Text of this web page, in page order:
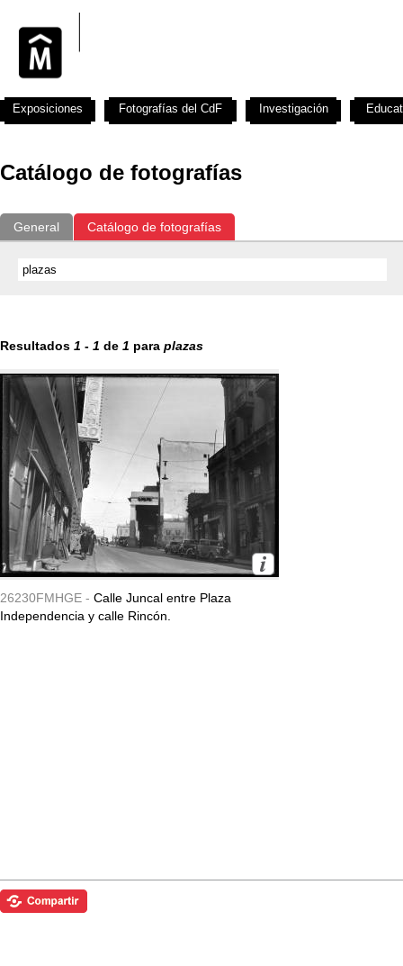
Catálogo de fotografías
General Catálogo de fotografías
Resultados 1 - 1 de 1 para plazas
26230FMHGE - Calle Juncal entre Plaza
Independencia y calle Rincón.
Exposiciones Fotografías del CdF Investigación